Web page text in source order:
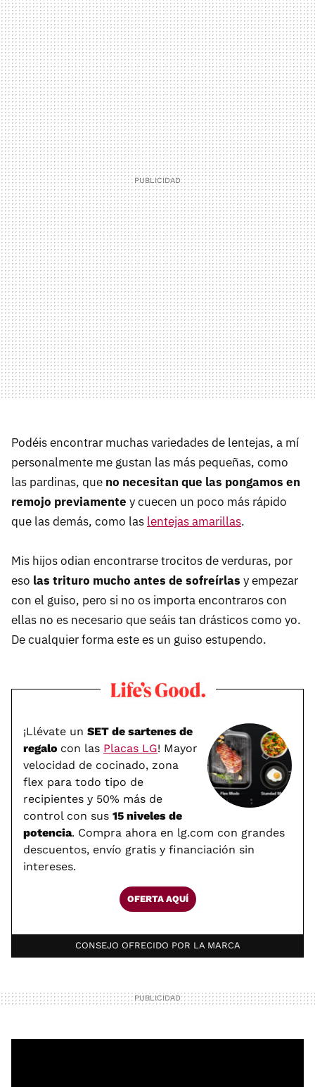
Podéis encontrar muchas variedades de lentejas, a mí
personalmente me gustan las más pequeñas, como
las pardinas, que no necesitan que las pongamos en
remojo previamente y cuecen un poco más rápido
que las demás, como las lentejas amarillas.
Mis hijos odian encontrarse trocitos de verduras, por
eso las trituro mucho antes de sofreírlas y empezar
con el guiso, pero si no os importa encontraros con
ellas no es necesario que seáis tan drásticos como yo.
De cualquier forma este es un guiso estupendo.
¡Llévate un SET de sartenes de
regalo con las Placas LG! Mayor
velocidad de cocinado, zona
flex para todo tipo de
recipientes y 50% más de
control con sus 15 niveles de
potencia. Compra ahora en lg.com con grandes
descuentos, envío gratis y financiación sin
intereses.
OFERTA AQUÍ
CONSEJO OFRECIDO POR LA MARCA